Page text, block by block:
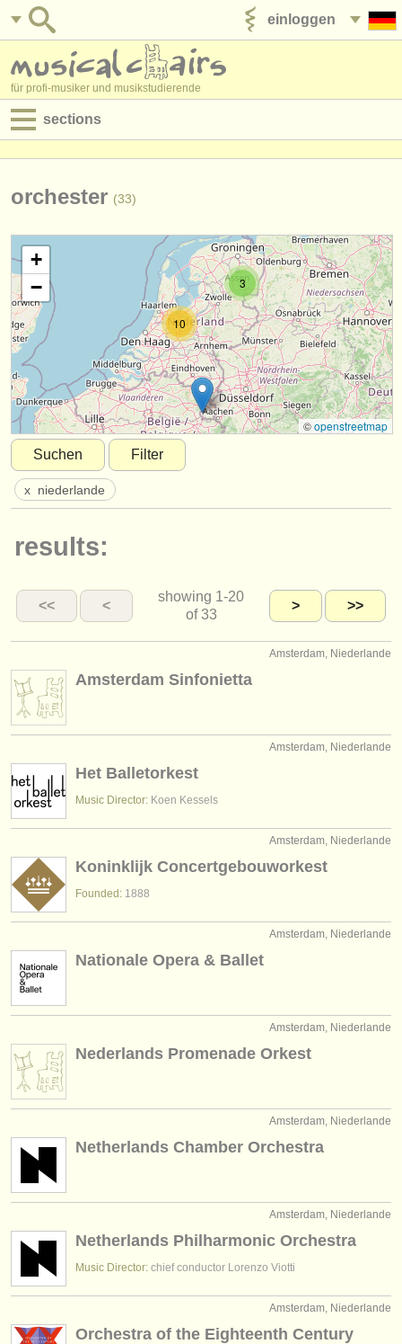
einloggen
für profi-musiker und musikstudierende
sections
jobs - verwaltung
degree courses
kurse
musikwettbewerbe
instrumentenverkauf
gestohlene instrumente
verzeichnisse:
jugendorchester
kontakt
nachrichten in der klassischen musik
find out about our
ATSfaq
einloggen
orchester (33)
3
10
+
−
©openstreetmap
Suchen
Filter
x niederlande
results:
<< <
showing 1-20
of 33
> >>
Amsterdam, Niederlande
Amsterdam Sinfonietta
Amsterdam, Niederlande
Het Balletorkest
Music Director: Koen Kessels
Amsterdam, Niederlande
Koninklijk Concertgebouworkest
Founded: 1888
Amsterdam, Niederlande
Nationale Opera & Ballet
Amsterdam, Niederlande
Nederlands Promenade Orkest
Amsterdam, Niederlande
Netherlands Chamber Orchestra
Amsterdam, Niederlande
Netherlands Philharmonic Orchestra
Music Director: chief conductor Lorenzo Viotti
Amsterdam, Niederlande
Orchestra of the Eighteenth Century